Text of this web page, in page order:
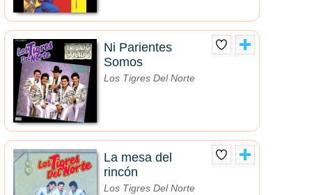
Ni Parientes
Somos
Los Tigres Del Norte
La mesa del
rincón
Los Tigres Del Norte